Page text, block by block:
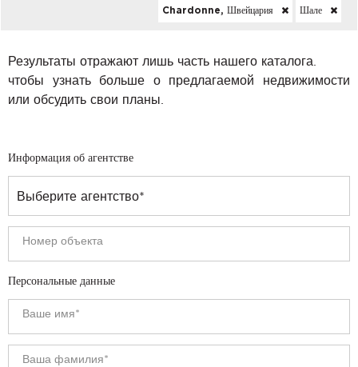
Chardonne, Швейцария Шале
Результаты отражают лишь часть нашего каталога.
чтобы узнать больше о предлагаемой недвижимости
или обсудить свои планы.
Информация об агентстве
Персональные данные